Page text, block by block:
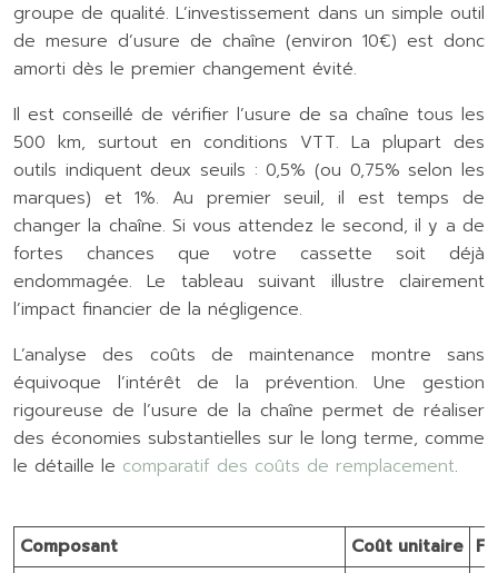
groupe de qualité. L’investissement dans un simple outil
de mesure d’usure de chaîne (environ 10€) est donc
amorti dès le premier changement évité.
Il est conseillé de vérifier l’usure de sa chaîne tous les
500 km, surtout en conditions VTT. La plupart des
outils indiquent deux seuils : 0,5% (ou 0,75% selon les
marques) et 1%. Au premier seuil, il est temps de
changer la chaîne. Si vous attendez le second, il y a de
fortes chances que votre cassette soit déjà
endommagée. Le tableau suivant illustre clairement
l’impact financier de la négligence.
L’analyse des coûts de maintenance montre sans
équivoque l’intérêt de la prévention. Une gestion
rigoureuse de l’usure de la chaîne permet de réaliser
des économies substantielles sur le long terme, comme
le détaille le comparatif des coûts de remplacement.
Composant Coût unitaire